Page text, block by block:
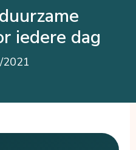
iedere dag
2021